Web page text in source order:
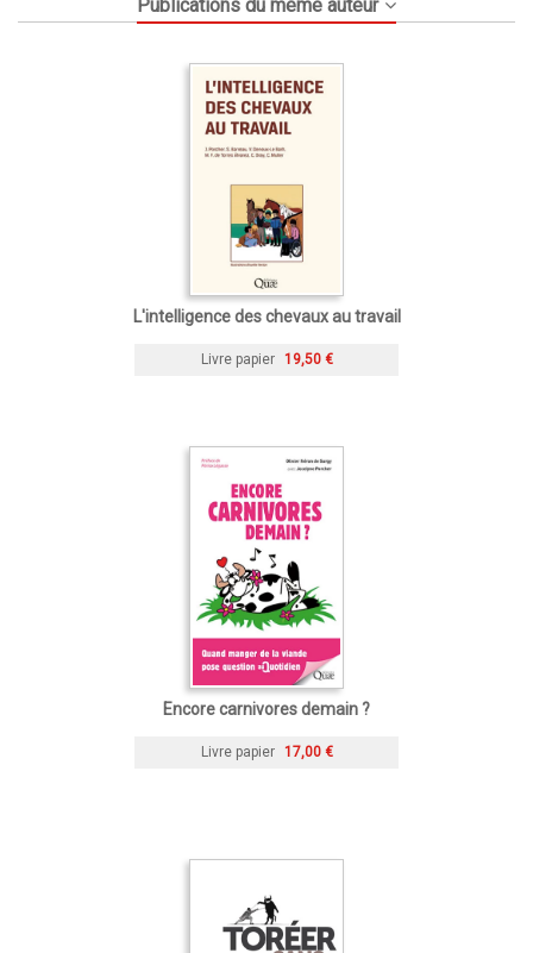
Publications du même auteur
L'intelligence des chevaux au travail
Livre papier 19,50 €
Encore carnivores demain ?
Livre papier 17,00 €